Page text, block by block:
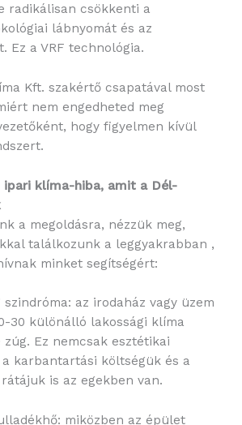
radikálisan csökkenti a
lábnyomát és az
Ez a VRF technológia.
Kft. szakértő csapatával most
nem engedheted meg
hogy figyelmen kívül
ipari klíma-hiba, amit a Dél-
a megoldásra, nézzük meg,
találkozunk a leggyakrabban ,
minket segítségért:
szindróma: az irodaház vagy üzem
30 különálló lakossági klíma
Ez nemcsak esztétikai
karbantartási költségük és a
is az egekben van.
miközben az épület